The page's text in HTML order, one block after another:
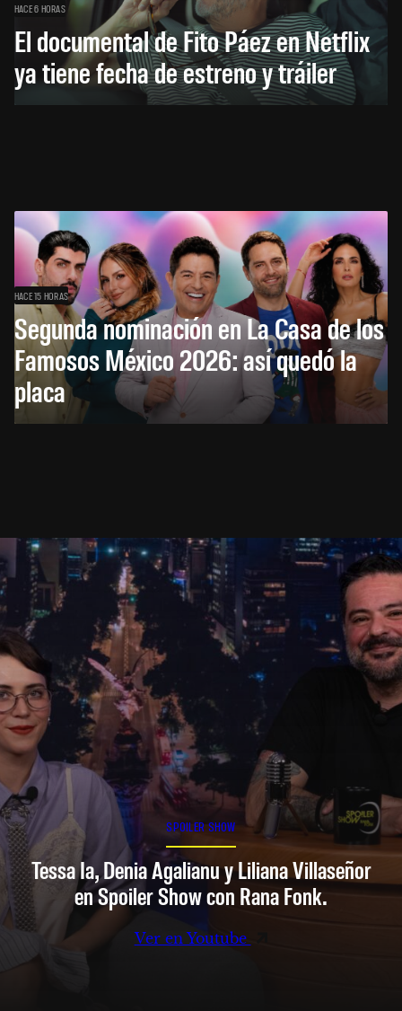
HACE 6 HORAS
El documental de Fito Páez en Netflix
ya tiene fecha de estreno y tráiler
HACE 15 HORAS
Segunda nominación en La Casa de los
Famosos México 2026: así quedó la
placa
SPOILER SHOW
Tessa Ia, Denia Agalianu y Liliana Villaseñor
en Spoiler Show con Rana Fonk.
Ver en Youtube